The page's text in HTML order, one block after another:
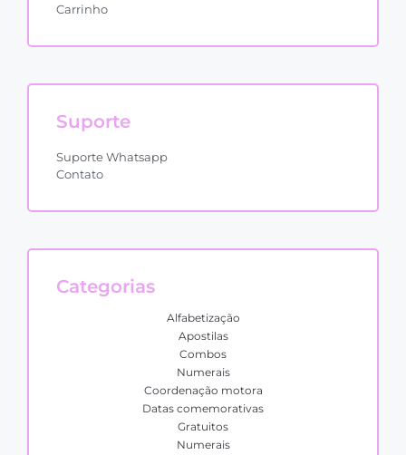
Carrinho
Suporte
Suporte Whatsapp
Contato
Categorias
Alfabetização
Apostilas
Combos
Numerais
Coordenação motora
Datas comemorativas
Gratuitos
Numerais